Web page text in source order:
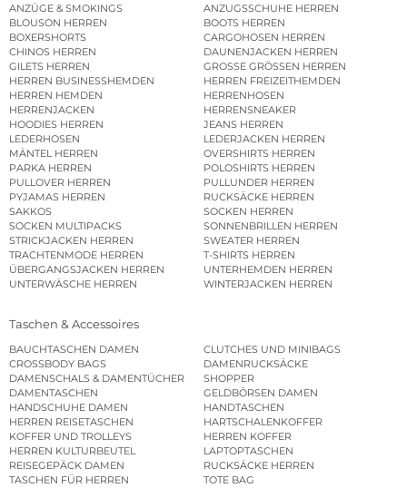
ANZÜGE & SMOKINGS
ANZUGSSCHUHE HERREN
BLOUSON HERREN
BOOTS HERREN
BOXERSHORTS
CARGOHOSEN HERREN
CHINOS HERREN
DAUNENJACKEN HERREN
GILETS HERREN
GROSSE GRÖSSEN HERREN
HERREN BUSINESSHEMDEN
HERREN FREIZEITHEMDEN
HERREN HEMDEN
HERRENHOSEN
HERRENJACKEN
HERRENSNEAKER
HOODIES HERREN
JEANS HERREN
LEDERHOSEN
LEDERJACKEN HERREN
MÄNTEL HERREN
OVERSHIRTS HERREN
PARKA HERREN
POLOSHIRTS HERREN
PULLOVER HERREN
PULLUNDER HERREN
PYJAMAS HERREN
RUCKSÄCKE HERREN
SAKKOS
SOCKEN HERREN
SOCKEN MULTIPACKS
SONNENBRILLEN HERREN
STRICKJACKEN HERREN
SWEATER HERREN
TRACHTENMODE HERREN
T-SHIRTS HERREN
ÜBERGANGSJACKEN HERREN
UNTERHEMDEN HERREN
UNTERWÄSCHE HERREN
WINTERJACKEN HERREN
Taschen & Accessoires
BAUCHTASCHEN DAMEN
CLUTCHES UND MINIBAGS
CROSSBODY BAGS
DAMENRUCKSÄCKE
DAMENSCHALS & DAMENTÜCHER
SHOPPER
DAMENTASCHEN
GELDBÖRSEN DAMEN
HANDSCHUHE DAMEN
HANDTASCHEN
HERREN REISETASCHEN
HARTSCHALENKOFFER
KOFFER UND TROLLEYS
HERREN KOFFER
HERREN KULTURBEUTEL
LAPTOPTASCHEN
REISEGEPÄCK DAMEN
RUCKSÄCKE HERREN
TASCHEN FÜR HERREN
TOTE BAG